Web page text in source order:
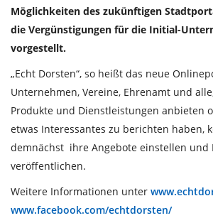
Möglichkeiten des zukünftigen
die Vergünstigungen für die Initial-
vorgestellt.
„Echt Dorsten“, so heißt das neue
Unternehmen, Vereine, Ehrenamt und
Produkte und Dienstleistungen anbieten
etwas Interessantes zu berichten haben,
demnächst ihre Angebote einstellen und
veröffentlichen.
Weitere Informationen unter
www.facebook.com/echtdorsten/